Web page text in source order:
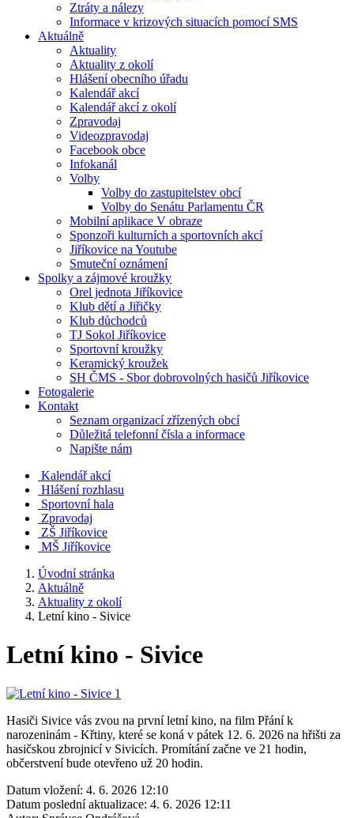
Ztráty a nálezy
Informace v krizových situacích pomocí SMS
Aktuálně
Aktuality
Aktuality z okolí
Hlášení obecního úřadu
Kalendář akcí
Kalendář akcí z okolí
Zpravodaj
Videozpravodaj
Facebook obce
Infokanál
Volby
Volby do zastupitelstev obcí
Volby do Senátu Parlamentu ČR
Mobilní aplikace V obraze
Sponzoři kulturních a sportovních akcí
Jiříkovice na Youtube
Smuteční oznámení
Spolky a zájmové kroužky
Orel jednota Jiříkovice
Klub dětí a Jiřičky
Klub důchodců
TJ Sokol Jiříkovice
Sportovní kroužky
Keramický kroužek
SH ČMS - Sbor dobrovolných hasičů Jiříkovice
Fotogalerie
Kontakt
Seznam organizací zřízených obcí
Důležitá telefonní čísla a informace
Napište nám
Kalendář akcí
Hlášení rozhlasu
Sportovní hala
Zpravodaj
ZŠ Jiříkovice
MŠ Jiříkovice
Úvodní stránka
Aktuálně
Aktuality z okolí
Letní kino - Sivice
Letní kino - Sivice
Hasiči Sivice vás zvou na první letní kino, na film Přání k
narozeninám - Křtiny, které se koná v pátek 12. 6. 2026 na hřišti za
hasičskou zbrojnicí v Sivicích. Promítání začne ve 21 hodin,
občerstvení bude otevřeno už 20 hodin.
Datum vložení: 4. 6. 2026 12:10
Datum poslední aktualizace: 4. 6. 2026 12:11